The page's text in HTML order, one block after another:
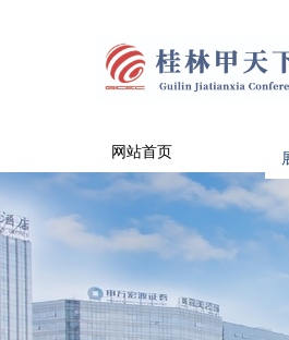
网站首页